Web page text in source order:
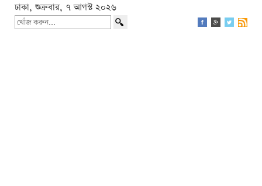
ঢাকা, শুক্রবার, ৭ আগস্ট ২০২৬